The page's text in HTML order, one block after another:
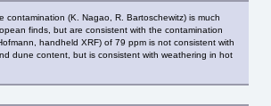
contamination (K. Nagao, R. Bartoschewitz) is much
finds, but are consistent with the contamination
handheld XRF) of 79 ppm is not consistent with
dune content, but is consistent with weathering in hot